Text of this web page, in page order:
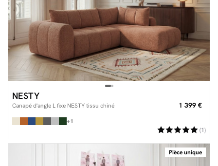
NESTY
Canapé d'angle L fixe NESTY tissu chiné 1 399 €
+1
(1)
Pièce unique